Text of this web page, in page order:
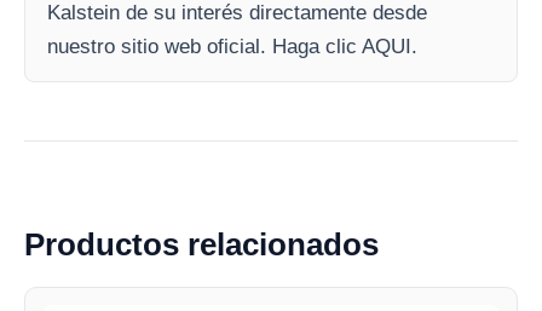
Kalstein de su interés directamente desde
nuestro sitio web oficial. Haga clic AQUI.
Productos relacionados